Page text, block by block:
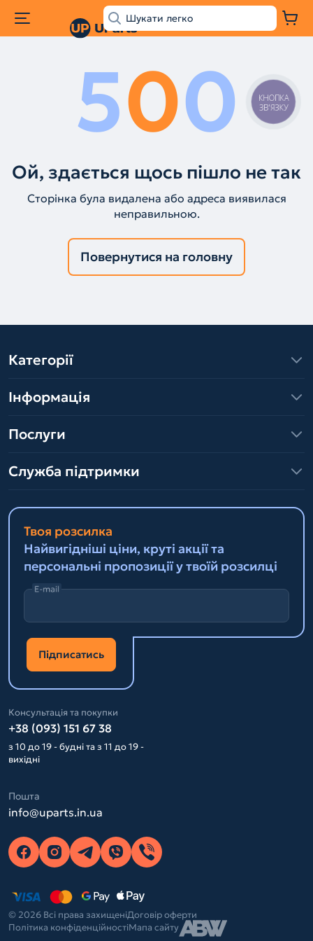
500
Ой, здається щось пішло не так
Сторінка була видалена або адреса виявилася
неправильною.
Повернутися на головну
Категорії
Інформація
Послуги
Служба підтримки
Твоя розсилка
Найвигідніші ціни, круті акції та
персональні пропозиції у твоїй розсилці
E-mail
Підписатись
Консультація та покупки
+38 (093) 151 67 38
з 10 до 19 - будні та з 11 до 19 -
вихідні
Пошта
info@uparts.in.ua
© 2026 Всі права захищеніДоговір оферти
Політика конфіденційностіМапа сайту
КНОПКА
ЗВ'ЯЗКУ